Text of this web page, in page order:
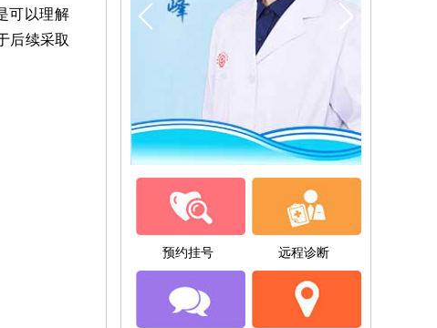
可以理解
后续采取
预约挂号 远程诊断